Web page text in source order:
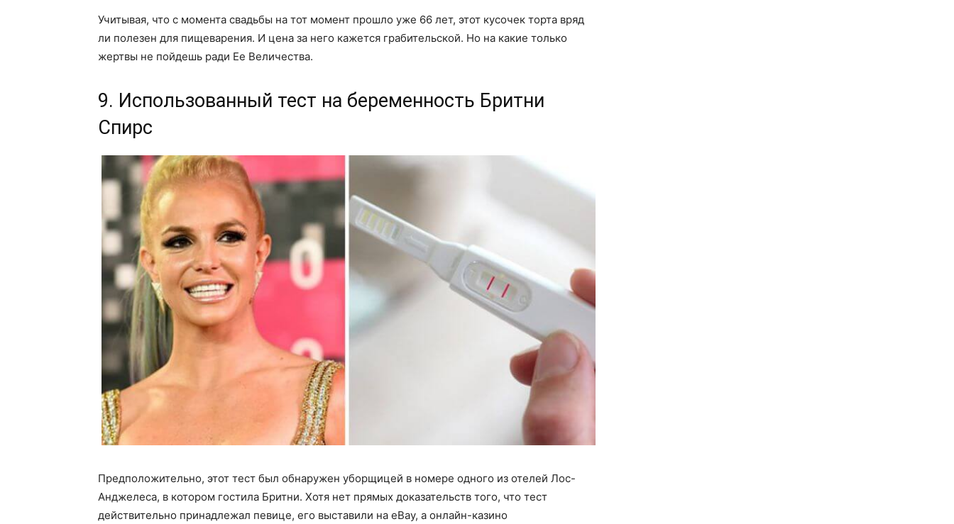
Учитывая, что с момента свадьбы на тот момент прошло уже 66 лет, этот кусочек торта вряд
ли полезен для пищеварения. И цена за него кажется грабительской. Но на какие только
жертвы не пойдешь ради Ее Величества.
9. Использованный тест на беременность Бритни
Спирс
Предположительно, этот тест был обнаружен уборщицей в номере одного из отелей Лос-
Анджелеса, в котором гостила Бритни. Хотя нет прямых доказательств того, что тест
действительно принадлежал певице, его выставили на eBay, а онлайн-казино